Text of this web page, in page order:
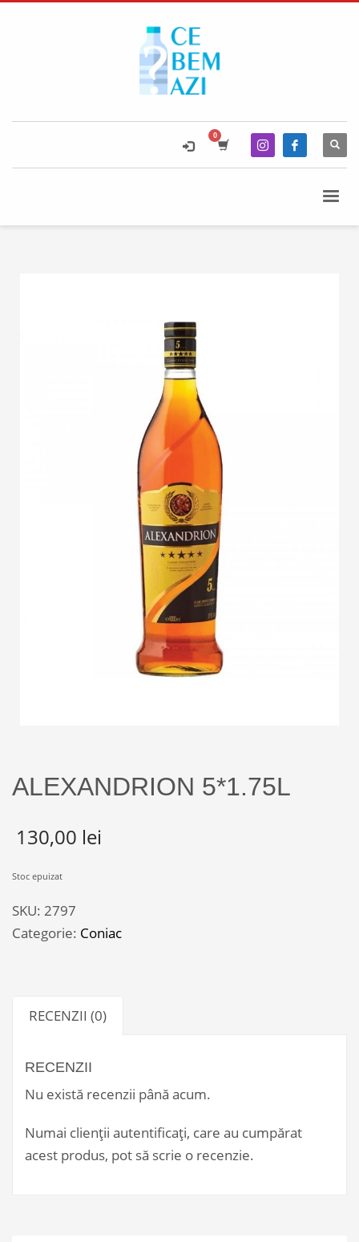
ALEXANDRION 5*1.75L
130,00 lei
Stoc epuizat
SKU: 2797
Categorie: Coniac
RECENZII (0)
RECENZII
Nu există recenzii până acum.
Numai clienții autentificați, care au cumpărat
acest produs, pot să scrie o recenzie.